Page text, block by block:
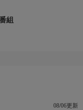
組
08/06更新